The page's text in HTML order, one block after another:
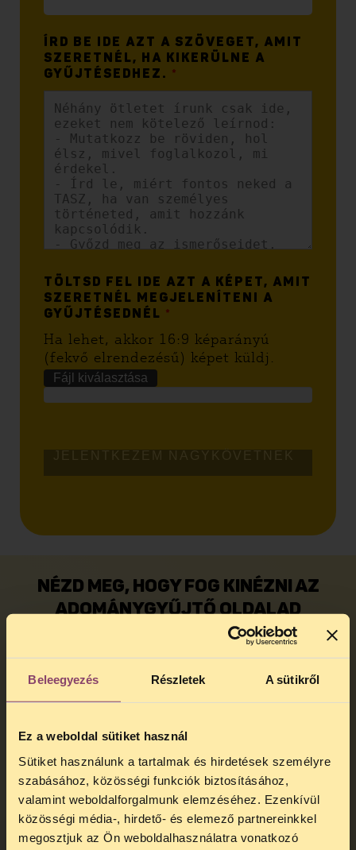
Beleegyezés Részletek A sütikről
Ez a weboldal sütiket használ
Sütiket használunk a tartalmak és hirdetések személyre
szabásához, közösségi funkciók biztosításához,
valamint weboldalforgalmunk elemzéséhez. Ezenkívül
közösségi média-, hirdető- és elemező partnereinkkel
megosztjuk az Ön weboldalhasználatra vonatkozó
ÍRD BE IDE AZT A SZÖVEGET, AMIT
SZERETNÉL, HA KIKERÜLNE A
GYŰJTÉSEDHEZ. *
TÖLTSD FEL IDE AZT A KÉPET, AMIT
SZERETNÉL MEGJELENÍTENI A
GYŰJTÉSEDNÉL *
Fájl kiválasztása
Ha lehet, akkor 16:9 képarányú
(fekvő elrendezésű) képet küldj.
NÉZD MEG, HOGY FOG KINÉZNI AZ
ADOMÁNYGYŰJTŐ OLDALAD
Ha megfelelően kitöltöd a fenti űrlapot,
akkor mi készítünk az adatok alapján egy
gépen):
amit beállítunk az oldaladnak (pl.:
nagy szövegdobozba, hogy milyen URL-t
szeretnél.
Az adománydoboz, ahol az adományozó
kiválaszthatja az összeget szintén